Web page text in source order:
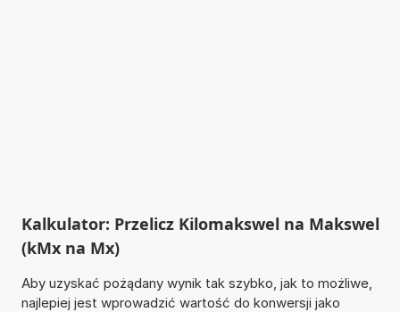
Kalkulator: Przelicz Kilomakswel na Makswel
(kMx na Mx)
Aby uzyskać pożądany wynik tak szybko, jak to możliwe,
najlepiej jest wprowadzić wartość do konwersji jako